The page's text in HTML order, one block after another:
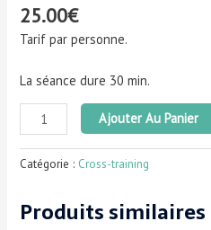
25.00€
Tarif par personne.
La séance dure 30 min.
Ajouter Au Panier
Catégorie : Cross-training
Produits similaires